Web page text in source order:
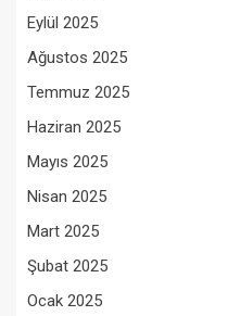
Eylül 2025
Ağustos 2025
Temmuz 2025
Haziran 2025
Mayıs 2025
Nisan 2025
Mart 2025
Şubat 2025
Ocak 2025